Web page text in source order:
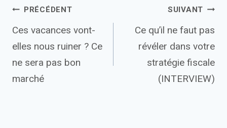
Navigation
de
l’article
PRÉCÉDENT
Ces vacances vont-
elles nous ruiner ? Ce
ne sera pas bon
marché
SUIVANT
Ce qu’il ne faut pas
révéler dans votre
stratégie fiscale
(INTERVIEW)